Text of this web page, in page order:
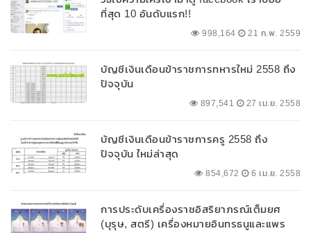
ที่สุด 10 อันดับแรก!!
998,164 21 ก.พ. 2559
บัญชีเงินเดือนข้าราชการทหารใหม่ 2558 ถึง
ปัจจุบัน
897,541 27 เม.ย. 2558
บัญชีเงินเดือนข้าราชการครู 2558 ถึง
ปัจจุบัน ใหม่ล่าสุด
854,672 6 เม.ย. 2558
การประดับเครื่องราชอิสริยาภรณ์เต็มยศ
(บุรุษ, สตรี) เครื่องหมายอินทรธนูและแพร